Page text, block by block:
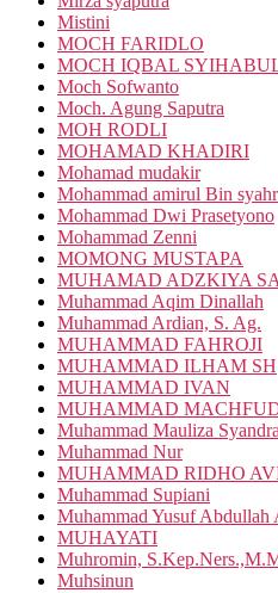
Mistini
MOCH FARIDLO
MOCH IQBAL
Moch Sofwanto
Moch. Agung Saputra
MOH RODLI
MOHAMAD KHADIRI
Mohamad mudakir
Mohammad amirul Bin
Mohammad Dwi Prasetyono
Mohammad Zenni
MOMONG MUSTAPA
MUHAMAD ADZKIYA
Muhammad Aqim Dinallah
Muhammad Ardian, S. Ag.
MUHAMMAD FAHROJI
MUHAMMAD ILHAM SH
MUHAMMAD IVAN
MUHAMMAD
Muhammad Mauliza Syandra
Muhammad Nur
MUHAMMAD RIDHO
Muhammad Supiani
Muhammad Yusuf Abdullah
MUHAYATI
Muhromin,
Muhsinun